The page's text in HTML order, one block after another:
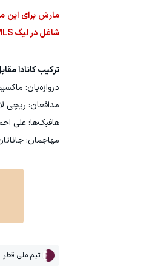
شاغل در لیگ MLS در ترکیب اصلی کانادا حضور دارند؛ ماکسیم کرپو، ریچی لاریا و استفن اوستاکیو.
ترکیب کانادا
دروازه‌بان:
مدافعان: ریچی
هافبک‌ها: علی
مهاجمان:
تیم ملی قطر